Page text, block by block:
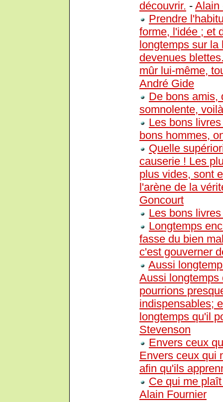
découvrir. - Alain
Prendre
forme, l'idée ; et
longtemps sur
devenues
mûr lui-même,
André Gide
De bons amis,
somnolente,
Les bons
bons hommes,
Quelle
causerie ! Les
plus vides, sont
l'arène de la
Goncourt
Les bons
Longtemps
fasse du bien
c'est gouverner
Aussi
Aussi longtemps
pourrions
indispensables;
longtemps qu'il
Stevenson
Envers ceux
Envers ceux qui
afin qu'ils
Ce qui me
Alain Fournier